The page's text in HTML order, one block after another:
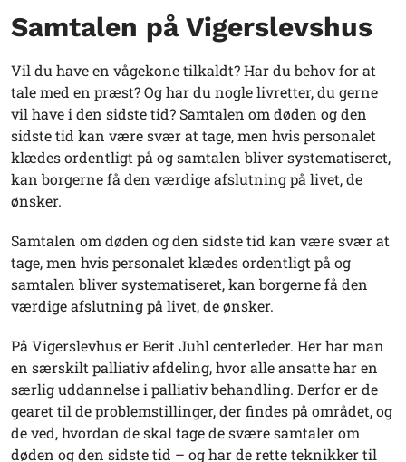
Samtalen på Vigerslevshus
Vil du have en vågekone tilkaldt? Har du behov for at
tale med en præst? Og har du nogle livretter, du gerne
vil have i den sidste tid? Samtalen om døden og den
sidste tid kan være svær at tage, men hvis personalet
klædes ordentligt på og samtalen bliver systematiseret,
kan borgerne få den værdige afslutning på livet, de
ønsker.
Samtalen om døden og den sidste tid kan være svær at
tage, men hvis personalet klædes ordentligt på og
samtalen bliver systematiseret, kan borgerne få den
værdige afslutning på livet, de ønsker.
På Vigerslevhus er Berit Juhl centerleder. Her har man
en særskilt palliativ afdeling, hvor alle ansatte har en
særlig uddannelse i palliativ behandling. Derfor er de
gearet til de problemstillinger, der findes på området, og
de ved, hvordan de skal tage de svære samtaler om
døden og den sidste tid – og har de rette teknikker til